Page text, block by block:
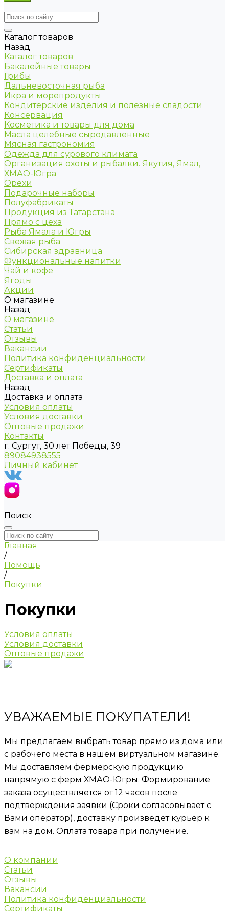
Каталог товаров
Назад
Каталог товаров
Бакалейные товары
Грибы
Дальневосточная рыба
Икра и морепродукты
Кондитерские изделия и полезные сладости
Консервация
Косметика и товары для дома
Масла целебные сыродавленные
Мясная гастрономия
Одежда для сурового климата
Организация охоты и рыбалки. Якутия, Ямал,
ХМАО-Югра
Орехи
Подарочные наборы
Полуфабрикаты
Продукция из Татарстана
Прямо с цеха
Рыба Ямала и Югры
Свежая рыба
Сибирская здравница
Функциональные напитки
Чай и кофе
Ягоды
Акции
О магазине
Назад
О магазине
Статьи
Отзывы
Вакансии
Политика конфиденциальности
Сертификаты
Доставка и оплата
Назад
Доставка и оплата
Условия оплаты
Условия доставки
Оптовые продажи
Контакты
г. Сургут, 30 лет Победы, 39
89084938555
Личный кабинет
Поиск
Главная
/
Помощь
/
Покупки
Покупки
Условия оплаты
Условия доставки
Оптовые продажи
УВАЖАЕМЫЕ ПОКУПАТЕЛИ!
Мы предлагаем выбрать товар прямо из дома или
с рабочего места в нашем виртуальном магазине.
Мы доставляем фермерскую продукцию
напрямую с ферм ХМАО-Югры. Формирование
заказа осуществляется от 12 часов после
подтверждения заявки (Сроки согласовывает с
Вами оператор), доставку произведет курьер к
вам на дом. Оплата товара при получение.
О компании
Статьи
Отзывы
Вакансии
Политика конфиденциальности
Сертификаты